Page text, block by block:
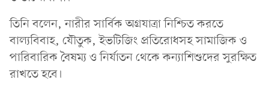
তিনি বলেন, নারীর সার্বিক অগ্রযাত্রা নিশ্চিত করতে
বাল্যবিবাহ, যৌতুক, ইভটিজিং প্রতিরোধসহ সামাজিক ও
পারিবারিক বৈষম্য ও নির্যাতন থেকে কন্যাশিশুদের সুরক্ষিত
রাখতে হবে।